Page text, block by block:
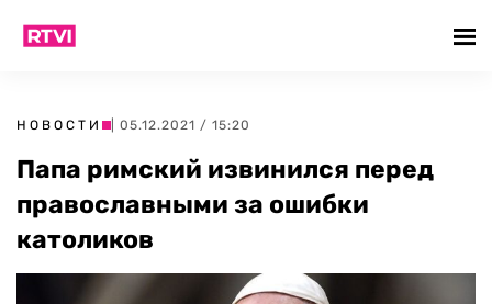
НОВОСТИ | 05.12.2021 / 15:20
Папа римский извинился перед
православными за ошибки
католиков